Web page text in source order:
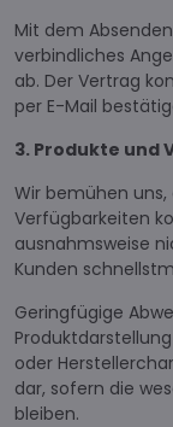
Mit dem
verbindliches
ab. Der Vertrag
per E-Mail
3. Produkte und
Wir bemühen
Verfügbarkeiten
ausnahmsweise
Kunden
Geringfügige
oder
dar, sofern die
bleiben.